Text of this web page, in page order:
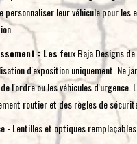
personnaliser leur véhicule pour
: Les feux Baja Designs
d'exposition uniquement. Ne
l'ordre ou les véhicules
routier et des règles de
- Lentilles et optiques remplaçables